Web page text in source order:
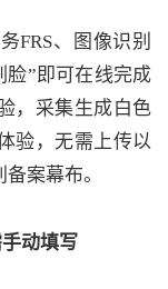
、图像识别
脸”即可在线完成
，采集生成白色
验，无需上传以
案幕布。
动填写